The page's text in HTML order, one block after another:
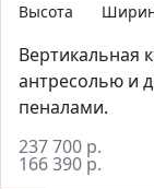
Высота
Вертикальная
антресолью и
пеналами.
237 700 р.
166 390 р.